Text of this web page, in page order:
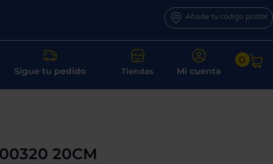
Añade tu código postal
Sigue tu pedido Tiendas Mi cuenta
0
20CM